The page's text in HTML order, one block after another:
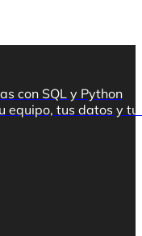
con SQL y Python
equipo, tus datos y